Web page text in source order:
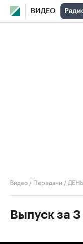
ВИДЕО
Видео / Передачи / ДЕНЬ
Выпуск за